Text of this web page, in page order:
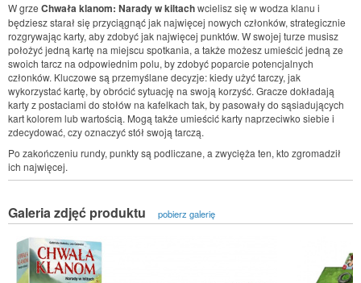
W grze Chwała klanom: Narady w kiltachwcielisz się w wodza klanu i
będziesz starał się przyciągnąć jak najwięcej nowych członków, strategicznie
rozgrywając karty, aby zdobyć jak najwięcej punktów. W swojej turze musisz
położyć jedną kartę na miejscu spotkania, a także możesz umieścić jedną ze
swoich tarcz na odpowiednim polu, by zdobyć poparcie potencjalnych
członków. Kluczowe są przemyślane decyzje: kiedy użyć tarczy, jak
wykorzystać kartę, by obrócić sytuację na swoją korzyść. Gracze dokładają
karty z postaciami do stołów na kafelkach tak, by pasowały do sąsiadujących
kart kolorem lub wartością. Mogą także umieścić karty naprzeciwko siebie i
zdecydować, czy oznaczyć stół swoją tarczą.
Po zakończeniu rundy, punkty są podliczane, a zwycięża ten, kto zgromadził
ich najwięcej.
Galeria zdjęć produktu pobierz galerię